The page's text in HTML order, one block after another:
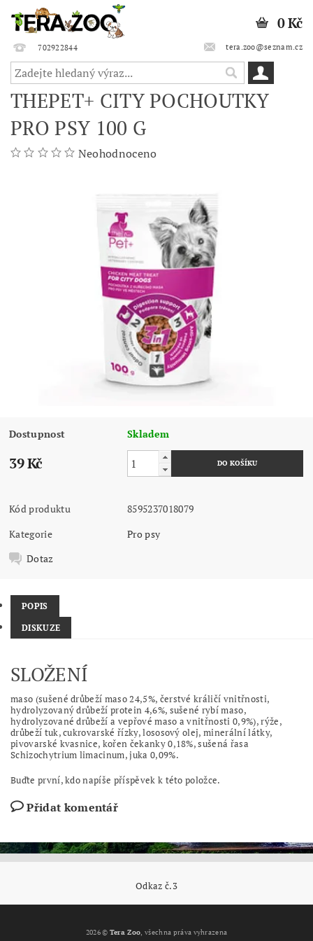
702922844 tera.zoo@seznam.cz
0 Kč
THEPET+ CITY POCHOUTKY
PRO PSY 100 G
Neohodnoceno
Dostupnost Skladem
39 Kč
Kód produktu
8595237018079
Kategorie
Pro psy
Dotaz
POPIS
DISKUZE
SLOŽENÍ
maso (sušené drůbeží maso 24,5%, čerstvé králičí vnitřnosti,
hydrolyzovaný drůbeží protein 4,6%, sušené rybí maso,
hydrolyzované drůbeží a vepřové maso a vnitřnosti 0,9%), rýže,
drůbeží tuk, cukrovarské řízky, lososový olej, minerální látky,
pivovarské kvasnice, kořen čekanky 0,18%, sušená řasa
Schizochytrium limacinum, juka 0,09%.
Buďte první, kdo napíše příspěvek k této položce.
Přidat komentář
Odkaz č.3
2026 © Tera Zoo, všechna práva vyhrazena